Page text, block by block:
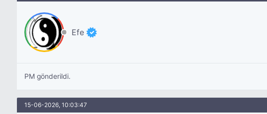
Efe
PM gönderildi.
15-06-2026, 10:03:47